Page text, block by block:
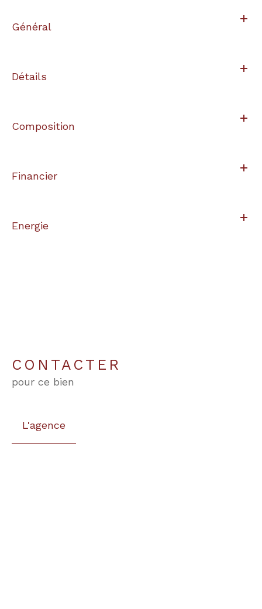
Général
Détails
Composition
Financier
Energie
CONTACTER
pour ce bien
L'agence